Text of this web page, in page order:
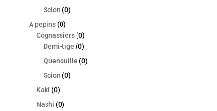
Scion (0)
A pepins (0)
Cognassiers (0)
Demi-tige (0)
Quenouille (0)
Scion (0)
Kaki (0)
Nashi (0)